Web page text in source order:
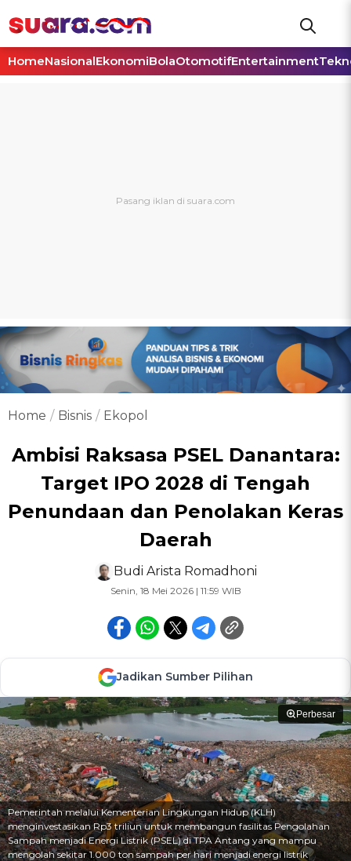
HomeNasionalEkonomiBolaOtomotifEntertainment
Home Bisnis Ekopol
Ambisi Raksasa PSEL Danantara:
Target IPO 2028 di Tengah
Penundaan dan Penolakan Keras
Daerah
Budi Arista Romadhoni
Senin, 18 Mei 2026 | 11:59 WIB
Jadikan Sumber Pilihan
Perbesar
Pemerintah melalui Kementerian Lingkungan Hidup (KLH)
menginvestasikan Rp3 triliun untuk membangun fasilitas Pengolahan
Sampah menjadi Energi Listrik (PSEL) di TPA Antang yang mampu
mengolah sekitar 1.000 ton sampah per hari menjadi energi listrik